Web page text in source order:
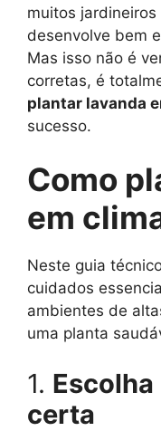
muitos
desenvolve bem
Mas isso não é
corretas, é
plantar lavanda
sucesso.
Como
em
Neste guia
cuidados
ambientes de
uma planta
1.
certa